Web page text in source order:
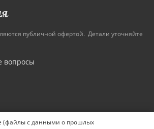
публичной офертой. Детали уточняйте
вопросы
(файлы с данными о прошлых